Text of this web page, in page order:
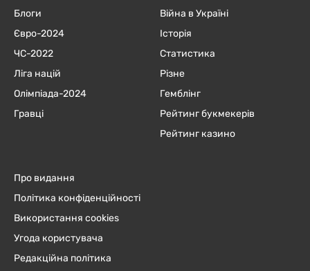
Блоги
Євро-2024
ЧC-2022
Ліга націй
Олімпіада-2024
Гравці
Війна в Україні
Історія
Статистика
Різне
Гемблінг
Рейтинг букмекерів
Рейтинг казино
Про видання
Політика конфіденційності
Використання cookies
Угода користувача
Редакційна політика